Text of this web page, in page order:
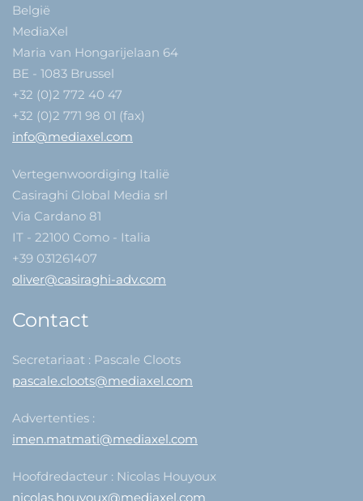
België
MediaXel
Maria van Hongarijelaan 64
BE - 1083 Brussel
+32 (0)2 772 40 47
+32 (0)2 771 98 01 (fax)
info@mediaxel.com
Vertegenwoordiging Italië
Casiraghi Global Media srl
Via Cardano 81
IT - 22100 Como - Italia
+39 031261407
oliver@casiraghi-adv.com
Contact
Secretariaat : Pascale Cloots
pascale.cloots@mediaxel.com
Advertenties :
imen.matmati@mediaxel.com
Hoofdredacteur : Nicolas Houyoux
nicolas.houyoux@mediaxel.com